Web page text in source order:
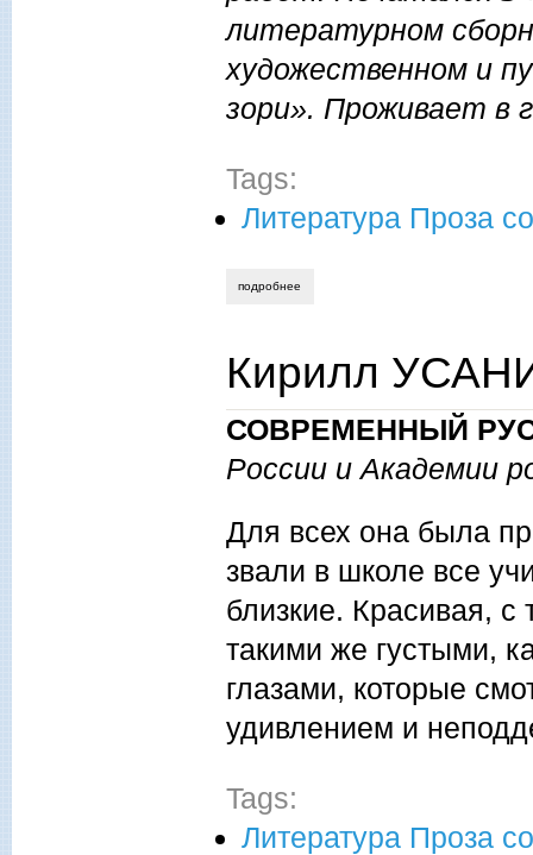
литературном
художественном и
зори». Проживает в
Tags:
Литература Проза
подробнее
Кирилл
СОВРЕМЕННЫЙ
России и Академии
Для всех она была
звали в школе все
близкие. Красивая,
такими же густыми,
глазами, которые
удивлением и
Tags:
Литература Проза